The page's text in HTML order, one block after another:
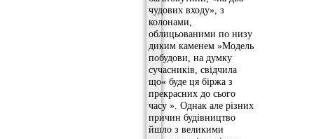
чудових входу», з
колонами,
облицьованими по низу
диким каменем »Модель
побудови, на думку
сучасників, свідчила
що« буде ця біржа з ​​
прекрасних до сього
часу ». Однак але різних
причин будівництво
йшло з великими